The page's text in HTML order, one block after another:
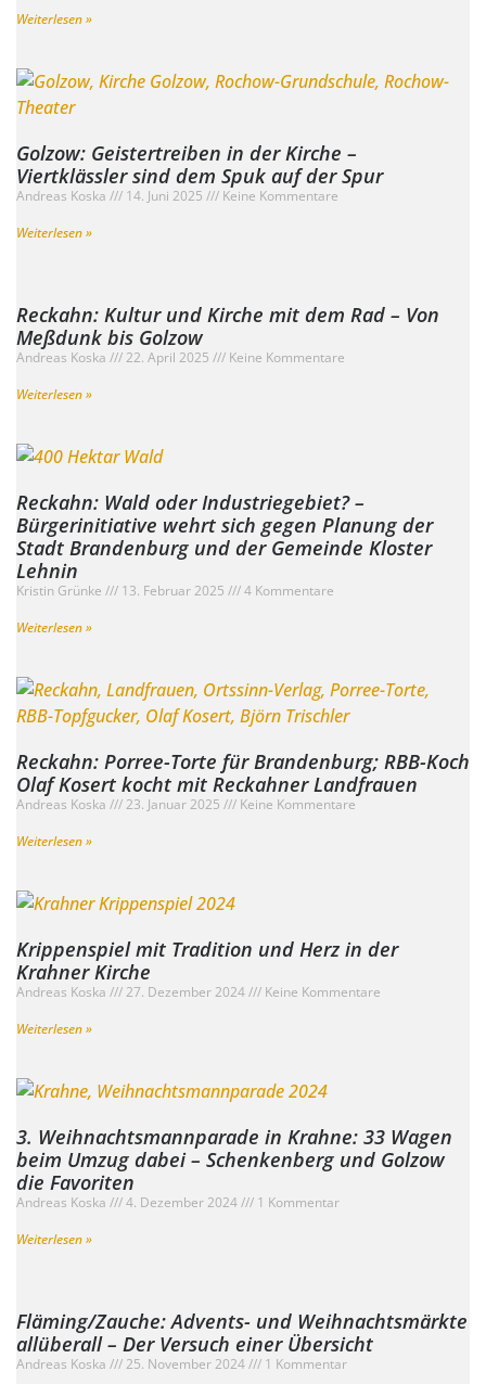
Weiterlesen »
Golzow: Geistertreiben in der Kirche –
Viertklässler sind dem Spuk auf der Spur
Andreas Koska 14. Juni 2025
Keine Kommentare
Weiterlesen »
Reckahn: Kultur und Kirche mit dem Rad – Von
Meßdunk bis Golzow
Andreas Koska 22. April 2025
Keine Kommentare
Weiterlesen »
Reckahn: Wald oder Industriegebiet? –
Bürgerinitiative wehrt sich gegen Planung der
Stadt Brandenburg und der Gemeinde Kloster
Lehnin
Kristin Grünke 13. Februar 2025
4 Kommentare
Weiterlesen »
Reckahn: Porree-Torte für Brandenburg; RBB-Koch
Olaf Kosert kocht mit Reckahner Landfrauen
Andreas Koska 23. Januar 2025
Keine Kommentare
Weiterlesen »
Krippenspiel mit Tradition und Herz in der
Krahner Kirche
Andreas Koska 27. Dezember 2024
Keine Kommentare
Weiterlesen »
3. Weihnachtsmannparade in Krahne: 33 Wagen
beim Umzug dabei – Schenkenberg und Golzow
die Favoriten
Andreas Koska 4. Dezember 2024
1 Kommentar
Weiterlesen »
Fläming/Zauche: Advents- und Weihnachtsmärkte
allüberall – Der Versuch einer Übersicht
Andreas Koska 25. November 2024
1 Kommentar